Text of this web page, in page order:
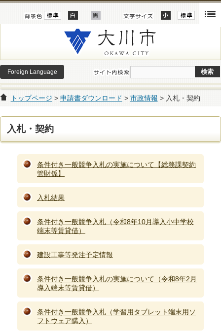
Foreign Language
トップページ > 申請書ダウンロード > 市政情報 > 入札・契約
入札・契約
条件付き一般競争入札の実施について【総務課契約
管財係】
入札結果
条件付き一般競争入札（令和8年10月導入小中学校
端末等賃貸借）
建設工事等発注予定情報
条件付き一般競争入札の実施について（令和8年2月
導入端末等賃貸借）
条件付き一般競争入札（学習用タブレット端末用ソ
フトウェア購入）